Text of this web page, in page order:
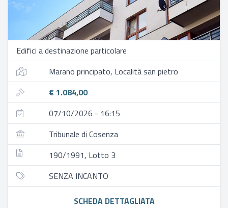
Edifici a destinazione particolare
Marano principato, Località san pietro
€ 1.084,00
07/10/2026 - 16:15
Tribunale di Cosenza
190/1991, Lotto 3
SENZA INCANTO
SCHEDA DETTAGLIATA